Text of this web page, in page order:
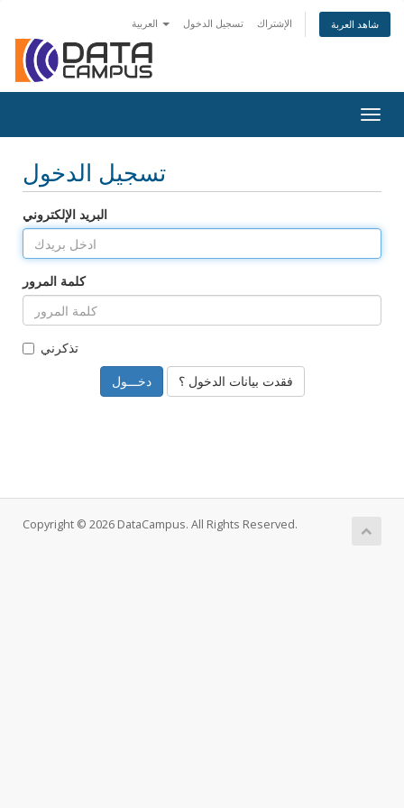
تسجيل الدخول الإشتراك شاهد العربة
تسجيل الدخول
البريد الإلكتروني
كلمة المرور
تذكرني
فقدت بيانات الدخول ؟
Copyright © 2026 DataCampus. All Rights Reserved.